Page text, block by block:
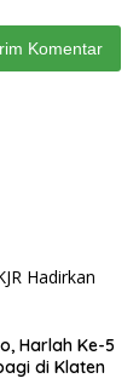
Harlah Ke-5
di Klaten